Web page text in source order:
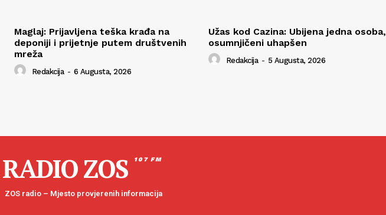
Maglaj: Prijavljena teška krađa na
deponiji i prijetnje putem društvenih
mreža
Redakcija - 6 Augusta, 2026
Užas kod Cazina: Ubijena jedna osoba,
osumnjičeni uhapšen
Redakcija - 5 Augusta, 2026
RADIO ZOS 107 FM
ZOS radio – Mjesto provjerenih informacija